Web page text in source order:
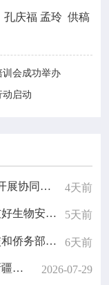
孔庆福 孟玲 供稿
训会成功举办
动启动
推进OA国产化改造・中国疾控中心开展协同办公平台专项培训 4天前
中国驻塞拉利昂大使馆官员赴塞中友好生物安全实验室调研 5天前
王健伟主任（院长）会见肯尼亚外交和侨务部常务副部长辛欧埃一行 6天前
2026年全国鼠疫防控技术培训班在新疆乌鲁木齐召开 2026-07-29